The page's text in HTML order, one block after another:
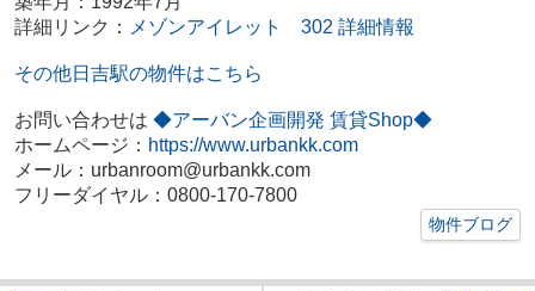
詳細リンク：
メゾンアイレット 302 詳細情報
その他日吉駅の物件はこちら
お問い合わせは ◆アーバン企画開発 賃貸Shop◆
ホームページ： https://www.urbankk.com
メール：urbanroom@urbankk.com
フリーダイヤル：0800-170-7800
物件ブログ